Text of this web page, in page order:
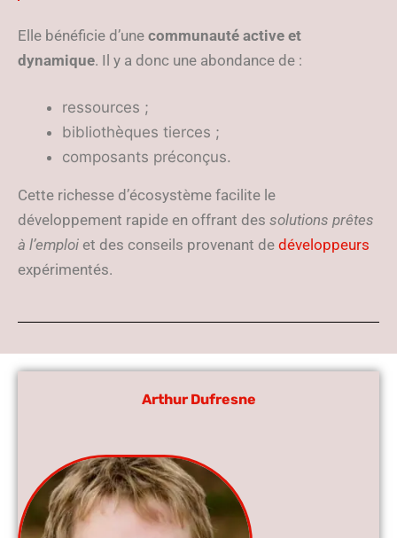
Elle bénéficie d’une communauté active et
dynamique. Il y a donc une abondance de :
ressources ;
bibliothèques tierces ;
composants préconçus.
Cette richesse d’écosystème facilite le
développement rapide en offrant des solutions prêtes
à l’emploi et des conseils provenant de développeurs
expérimentés.
Arthur Dufresne